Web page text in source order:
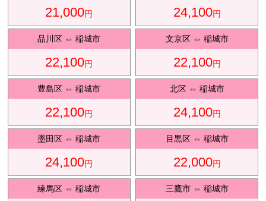
会社紹
21,000円 24,100円
品川区 ⇔稲城市
22,100円
文京区⇔ 稲城市
22,100円
豊島区 ⇔稲城市
22,100円
北区⇔ 稲城市
24,100円
墨田区 ⇔稲城市
24,100円
目黒区⇔ 稲城市
22,000円
練馬区 ⇔稲城市 三鷹市⇔ 稲城市